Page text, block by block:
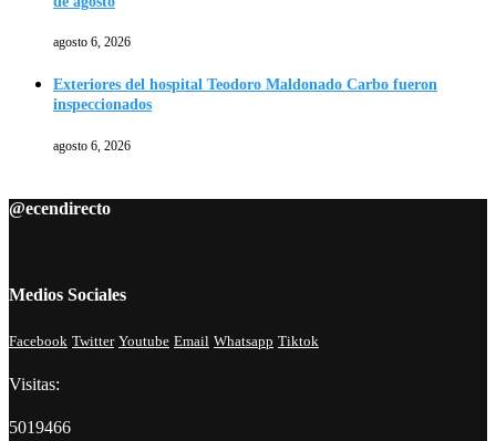
agosto 6, 2026
Exteriores del hospital Teodoro Maldonado Carbo fueron
inspeccionados
agosto 6, 2026
@ecendirecto
Medios Sociales
Facebook Twitter Youtube Email Whatsapp Tiktok
Visitas:
5019466